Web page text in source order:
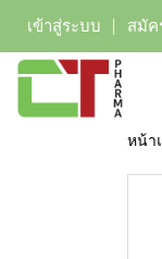
เข้าสู่ระบบ สมัค
หน้า